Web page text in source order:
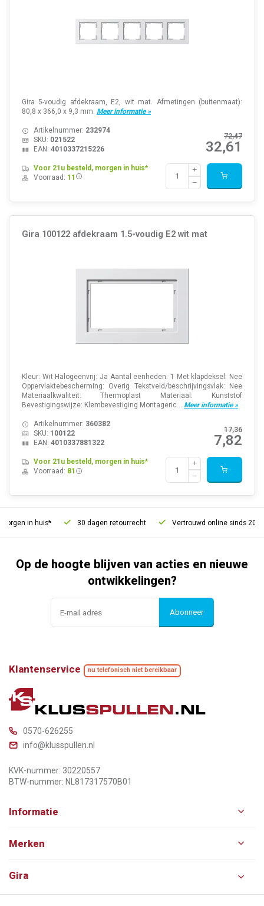
Gira 5-voudig afdekraam, E2, wit mat. Afmetingen (buitenmaat):
80,8 x 366,0 x 9,3 mm. Meer informatie »
72,47
32,61
Artikelnummer: 232974
SKU: 021522
EAN: 4010337215226
Voor 21u besteld, morgen in huis*
Voorraad: 11
Gira 100122 afdekraam 1.5-voudig E2 wit mat
Kleur: Wit Halogeenvrij: Ja Aantal eenheden: 1 Met klapdeksel: Nee
Oppervlaktebescherming: Overig Tekstveld/beschrijvingsvlak: Nee
Materiaalkwaliteit: Thermoplast Materiaal: Kunststof
Bevestigingswijze: Klembevestiging Montageric... Meer informatie »
17,36
7,82
Artikelnummer: 360382
SKU: 100122
EAN: 4010337881322
Voor 21u besteld, morgen in huis*
Voorraad: 81
in huis* 30 dagen retourrecht Vertrouwd online sinds 2006
Op de hoogte blijven van acties en nieuwe
ontwikkelingen?
Abonneer
Klantenservice nu telefonisch niet bereikbaar
0570-626255
info@klusspullen.nl
KVK-nummer: 30220557
BTW-nummer: NL817317570B01
Informatie
Merken
Gira